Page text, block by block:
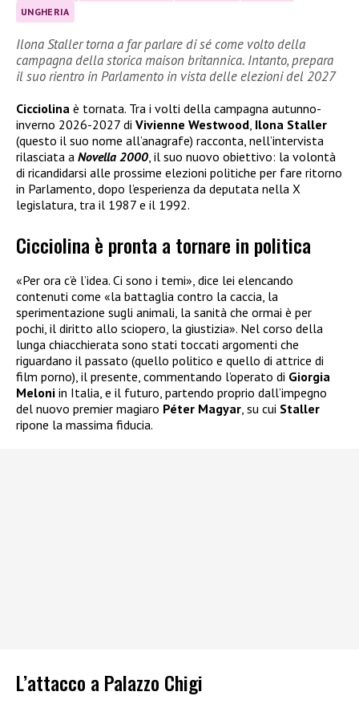
UNGHERIA
Ilona Staller torna a far parlare di sé come volto della
campagna della storica maison britannica. Intanto, prepara
il suo rientro in Parlamento in vista delle elezioni del 2027
Cicciolina è tornata. Tra i volti della campagna autunno-
inverno 2026-2027 di Vivienne Westwood Ilona Staller
(questo il suo nome all’anagrafe) racconta, nell’intervista
rilasciata a Novella 2000 , il suo nuovo obiettivo: la volontà
di ricandidarsi alle prossime elezioni politiche per fare ritorno
in Parlamento, dopo l’esperienza da deputata nella X
legislatura, tra il 1987 e il 1992.
Cicciolina è pronta a tornare in politica
«Per ora c’è l’idea. Ci sono i temi», dice lei elencando
contenuti come «la battaglia contro la caccia, la
sperimentazione sugli animali, la sanità che ormai è per
pochi, il diritto allo sciopero, la giustizia». Nel corso della
lunga chiacchierata sono stati toccati argomenti che
riguardano il passato (quello politico e quello di attrice di
film porno), il presente, commentando l’operato di Giorgia
Meloni in Italia, e il futuro, partendo proprio dall’impegno
del nuovo premier magiaro Péter Magyar, su cui Staller
ripone la massima fiducia.
L’attacco a Palazzo Chigi